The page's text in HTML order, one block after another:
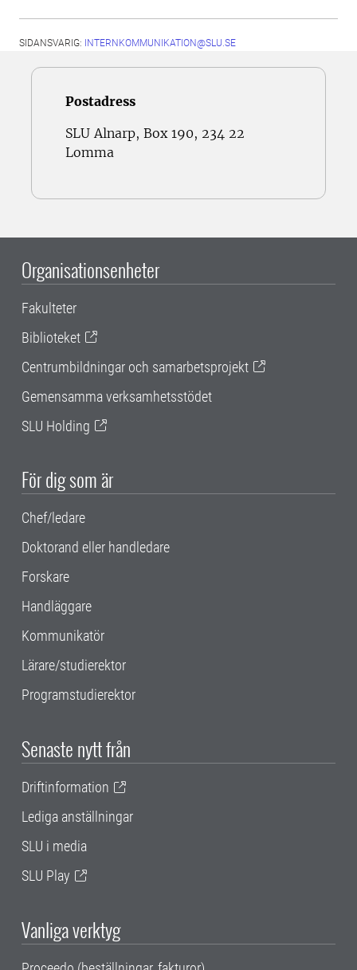
SIDANSVARIG: INTERNKOMMUNIKATION@SLU.SE
Postadress
SLU Alnarp, Box 190, 234 22
Lomma
Organisationsenheter
Fakulteter
Biblioteket
Centrumbildningar och samarbetsprojekt
Gemensamma verksamhetsstödet
SLU Holding
För dig som är
Chef/ledare
Doktorand eller handledare
Forskare
Handläggare
Kommunikatör
Lärare/studierektor
Programstudierektor
Senaste nytt från
Driftinformation
Lediga anställningar
SLU i media
SLU Play
Vanliga verktyg